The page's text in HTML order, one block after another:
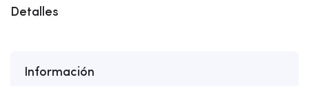
Detalles
Información